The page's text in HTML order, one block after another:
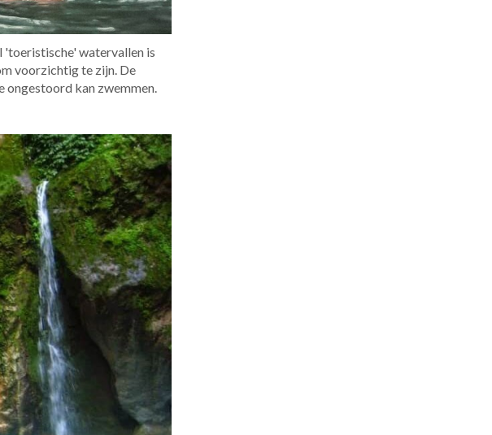
'toeristische' watervallen is
voorzichtig te zijn. De
ongestoord kan zwemmen.